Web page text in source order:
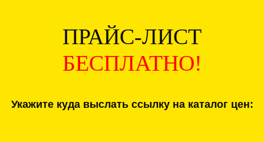
ПРАЙС-ЛИСТ
БЕСПЛАТНО!
Укажите куда выслать ссылку на каталог цен: